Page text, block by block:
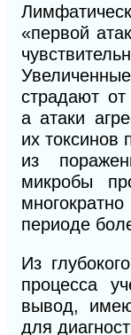
«первой
страдают от
а атаки
их токсинов
из
микробы
периоде
Из
процесса
вывод,
для